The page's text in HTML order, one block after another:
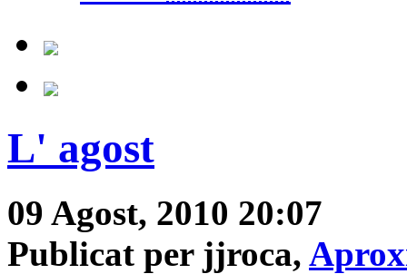
L' agost
09 Agost, 2010 20:07
Publicat per jjroca,